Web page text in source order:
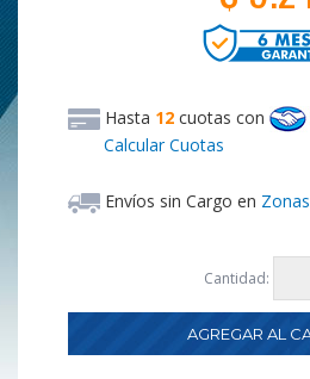
Hasta 12 cuotas con
Calcular Cuotas
Envíos sin Cargo en
Cantidad: